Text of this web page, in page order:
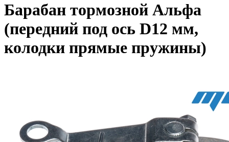
Барабан тормозной Альфа
(передний под ось D12 мм,
колодки прямые пружины)